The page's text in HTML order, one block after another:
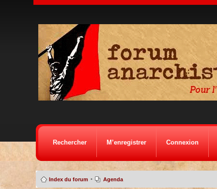
Rechercher M’enregistrer Connexion
Index du forum • Agenda